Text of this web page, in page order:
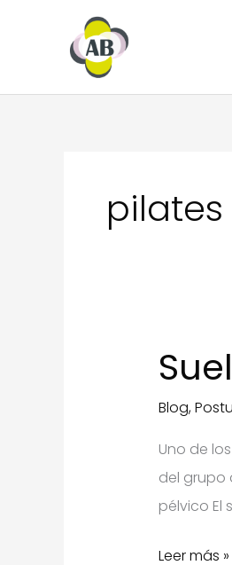
Blog,
Uno de
del grupo
pélvico El
Suelo
Leer más »